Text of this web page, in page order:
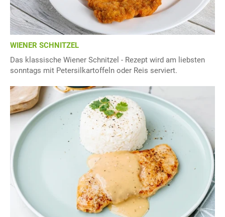
WIENER SCHNITZEL
Das klassische Wiener Schnitzel - Rezept wird am liebsten
sonntags mit Petersilkartoffeln oder Reis serviert.